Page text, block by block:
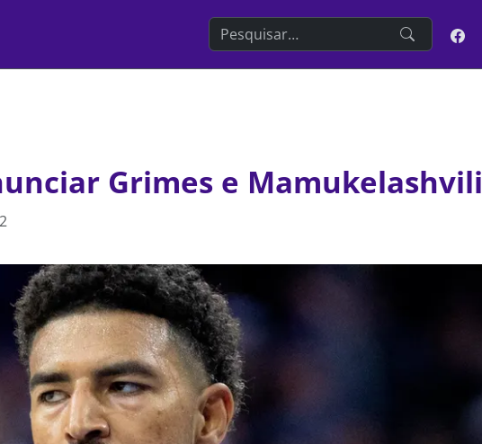
Search the website
Grimes e Mamukelashvili